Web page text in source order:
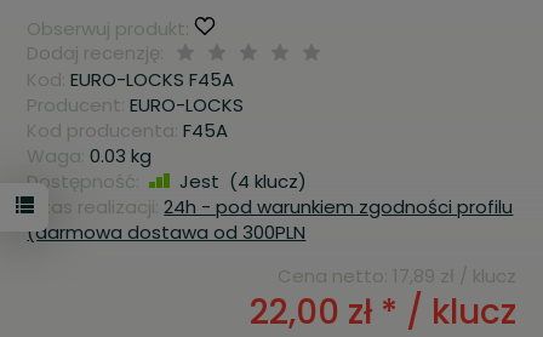
Obserwuj produkt:
Dodaj recenzję:
Kod: EURO-LOCKS F45A
Producent: EURO-LOCKS
Kod producenta: F45A
Waga: 0.03 kg
Dostępność:
Jest (4 klucz)
Czas realizacji: 24h - pod warunkiem zgodności profilu
(darmowa dostawa od 300PLN
Cena netto: 17,89 zł / klucz
22,00 zł * / klucz